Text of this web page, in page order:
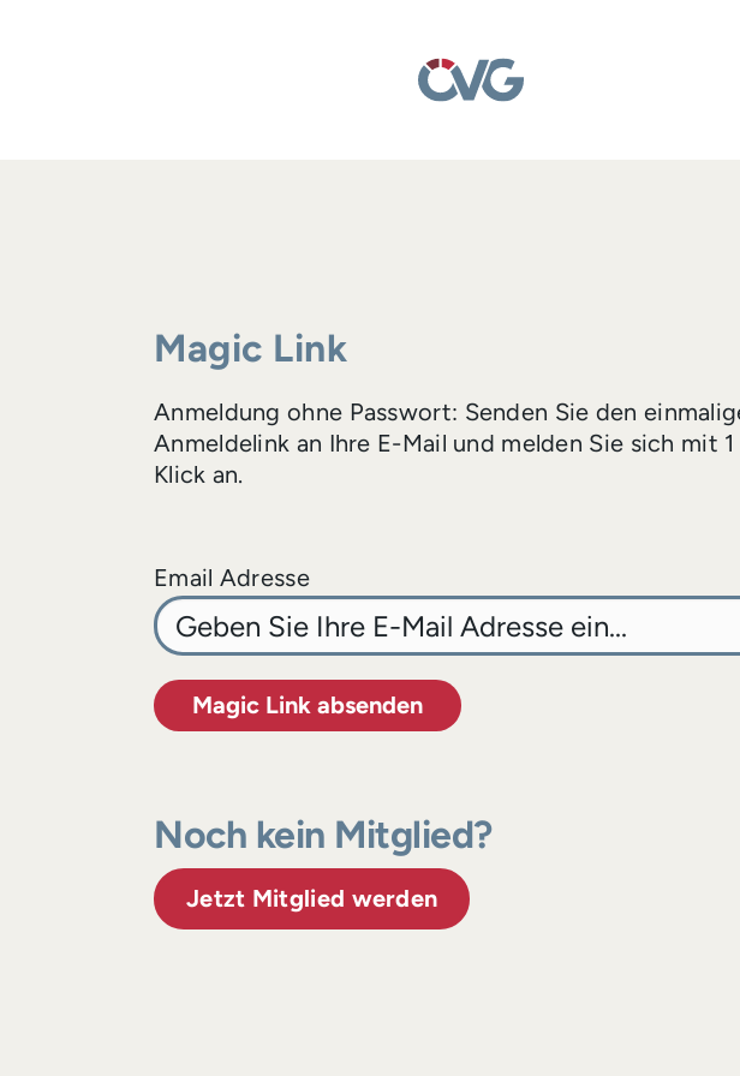
Magic Link
Anmeldung ohne Passwort: Senden Sie den
Anmeldelink an Ihre E-Mail und melden Sie sich mit 1
Klick an.
Email Adresse
Magic Link absenden
Noch kein Mitglied?
Jetzt Mitglied werden